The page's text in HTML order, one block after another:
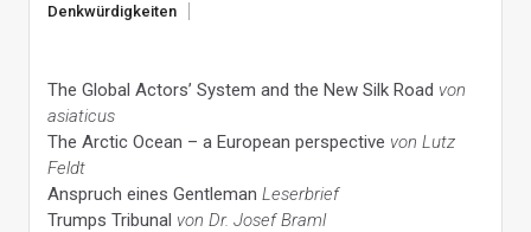
Denkwürdigkeiten
The Global Actors’ System and the New Silk Road von
asiaticus
The Arctic Ocean – a European perspective von Lutz
Feldt
Anspruch eines Gentleman Leserbrief
Trumps Tribunal von Dr. Josef Braml